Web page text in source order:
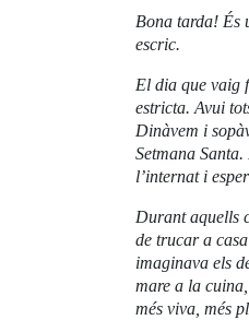
Bona tarda! És
escric.
El dia que vaig
estricta. Avui
Dinàvem i
Setmana
l’internat i
Durant aquells
de trucar a
imaginava els
mare a la
més viva, més